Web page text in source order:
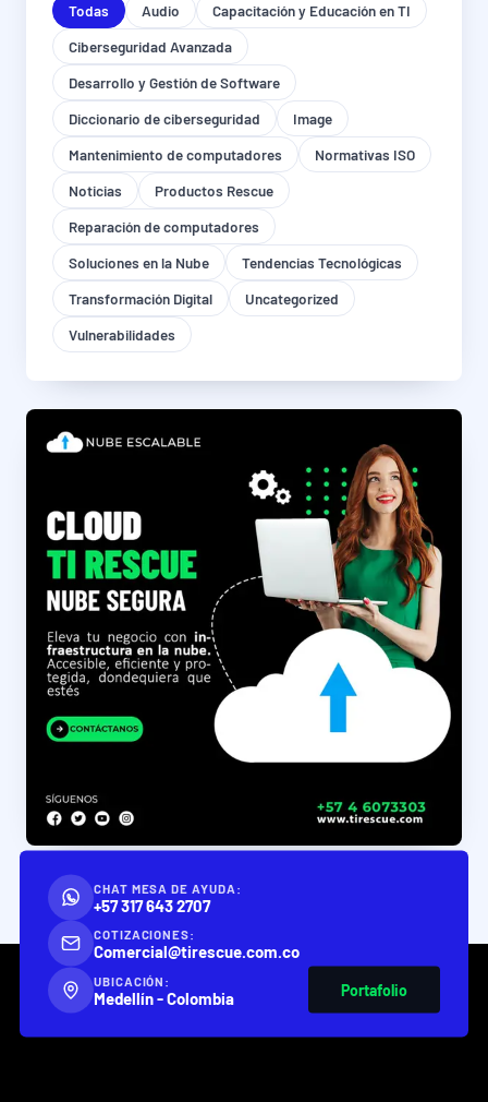
Todas Audio
Capacitación y Educación en TI
Ciberseguridad Avanzada
Desarrollo y Gestión de Software
Diccionario de ciberseguridad
Image
Mantenimiento de computadores
Normativas ISO
Noticias
Productos Rescue
Reparación de computadores
Soluciones en la Nube
Tendencias Tecnológicas
Transformación Digital
Uncategorized
Vulnerabilidades
CHAT MESA DE AYUDA:
+57 317 643 2707
COTIZACIONES:
Comercial@tirescue.com.co
UBICACIÓN:
Medellín - Colombia Portafolio